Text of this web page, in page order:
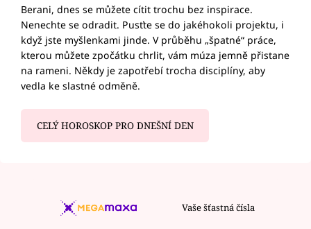
Berani, dnes se můžete cítit trochu bez inspirace.
Nenechte se odradit. Pusťte se do jakéhokoli projektu, i
když jste myšlenkami jinde. V průběhu „špatné“ práce,
kterou můžete zpočátku chrlit, vám múza jemně přistane
na rameni. Někdy je zapotřebí trocha disciplíny, aby
vedla ke slastné odměně.
CELÝ HOROSKOP PRO DNEŠNÍ DEN
Vaše šťastná čísla